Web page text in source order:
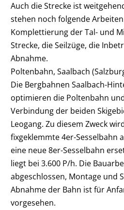
Auch die Strecke ist
stehen noch folgende
Komplettierung der Tal- und
Strecke, die Seilzüge, die
Abnahme.
Poltenbahn, Saalbach
Die Bergbahnen Saalbach-
optimieren die Poltenbahn
Verbindung der beiden
Leogang. Zu diesem Zweck
fixgeklemmte 4er-Sesselbahn
eine neue 8er-Sesselbahn
liegt bei 3.600 P/h. Die
abgeschlossen, Montage und
Abnahme der Bahn ist für
vorgesehen.